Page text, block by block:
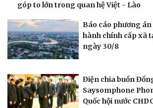
góp to lớn trong quan hệ Việt - Lào
Báo cáo phương
hành chính cấp xã
ngày 30/8
Điện chia buồn
Saysomphone
Quốc hội nước